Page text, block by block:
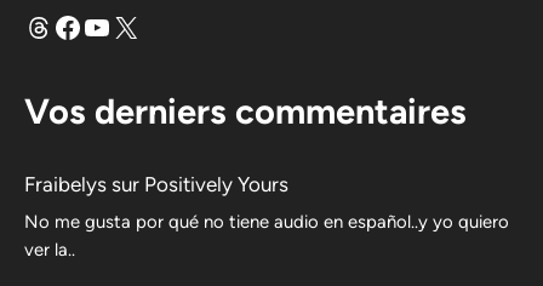
FilsFacebook
YouTube
X
Vos derniers commentaires
Fraibelys sur Positively Yours
No me gusta por qué no tiene audio en español..y yo quiero
ver la..